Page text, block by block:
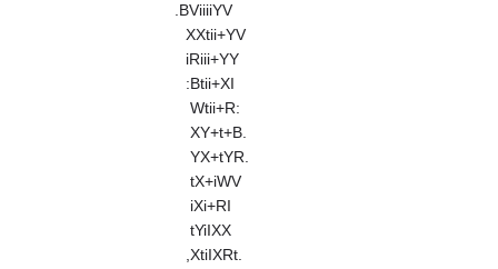
.BViiiiYV
XXtii+YV
iRiii+YY
:Btii+XI
Wtii+R:
XY+t+B.
YX+tYR.
tX+iWV
iXi+RI
tYiIXX
,XtiIXRt.